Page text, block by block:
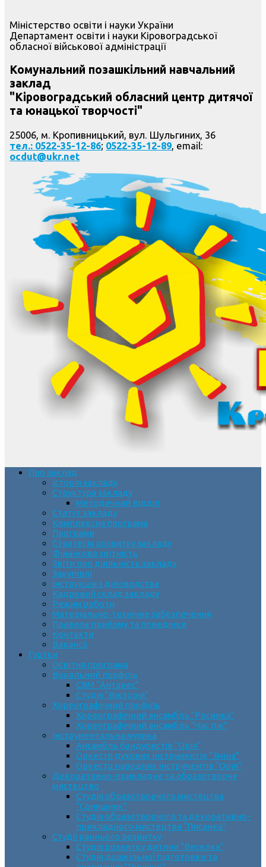
Міністерство освіти і науки України
Департамент освіти і науки Кіровоградської
обласної військової адміністрації
Комунальний позашкільний навчальний
заклад
"Кіровоградський обласний центр дитячої
та юнацької творчості"
25006, м. Кропивницький, вул. Шульгиних, 36
тел.: 0522-35-12-86; 0522-35-12-89, email:
ocdut@ukr.net
Про заклад
Історія закладу
Структура закладу
Методичний відділ
Статут закладу
Комплексна програма
Програми
Стратегія розвитку закладу
Фінансова звітність
Звіти про діяльність закладу
Закупівлі
Інструкція з діловодства
Кадровий склад закладу
Режим роботи
Матеріально-технічне забезпечення
Правила прийому та поведінки
Контакти
Вакансії
Гуртки
Освітня програма
Вокальний профіль
СВМ “Антарес”
Студія “Вікторія”
Хореографічний профіль
Хореографічний ансамбль “Росинка”
Хореографічний ансамбль “Час пік”
Інструментальна музика
Ансамбль бандуристів “Орія”
Оркестр духових інструментів “Зміна”
Оркестр народних інструментів “Орія”
Декоративно-прикладне та образотворче
мистецтво
Cтудія образотворчого мистецтва
“Соняшник”
Студія образотворчого та декоративно-
прикладного мистецтва “Писанка”
Студії раннього розвитку
Студія розвитку дитини “Веселка”
Студія дошкільної підготовки та